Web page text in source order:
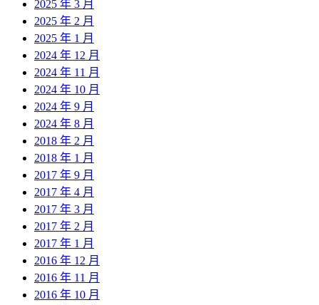
2025 年 3 月
2025 年 2 月
2025 年 1 月
2024 年 12 月
2024 年 11 月
2024 年 10 月
2024 年 9 月
2024 年 8 月
2018 年 2 月
2018 年 1 月
2017 年 9 月
2017 年 4 月
2017 年 3 月
2017 年 2 月
2017 年 1 月
2016 年 12 月
2016 年 11 月
2016 年 10 月